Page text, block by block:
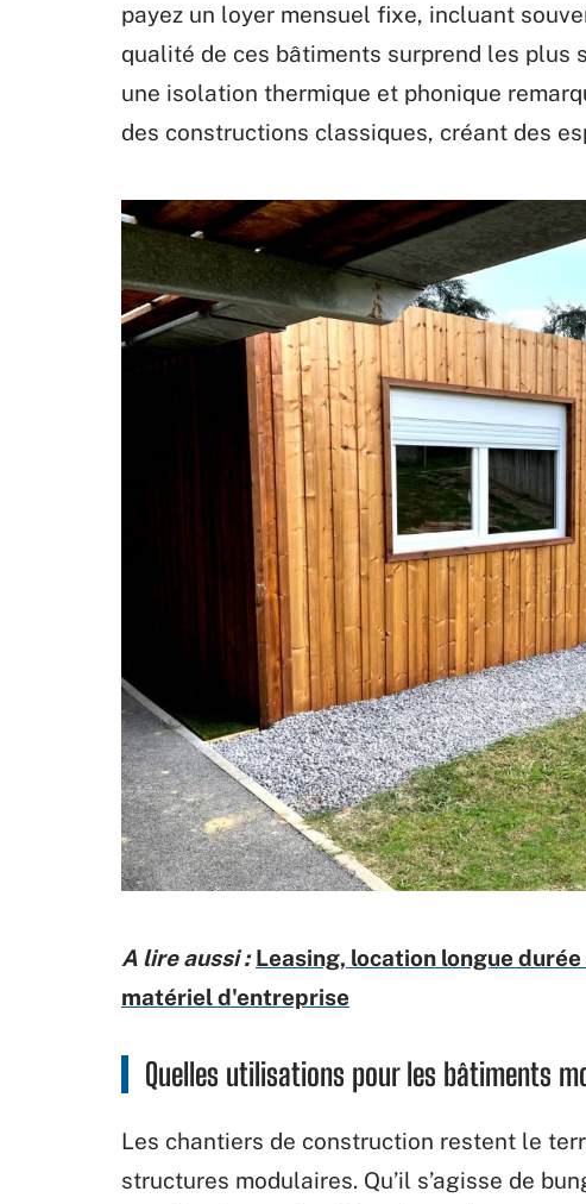
payez un loyer mensuel fixe, incluant
qualité de ces bâtiments surprend les
une isolation thermique et phonique
des constructions classiques, créant des
A lire aussi : Leasing, location longue
matériel d'entreprise
Quelles utilisations pour les bâtiments
Les chantiers de construction restent le
structures modulaires. Qu’il s’agisse de